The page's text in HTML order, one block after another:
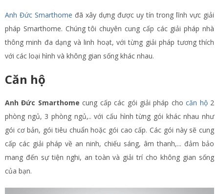
Anh Đức Smarthome đã xây dựng được uy tín trong lĩnh vực giải
pháp Smarthome. Chúng tôi chuyên cung cấp các giải pháp nhà
thông minh đa dạng và linh hoạt, với từng giải pháp tương thích
với các loại hình và không gian sống khác nhau.
Căn hộ
Anh Đức Smarthome cung cấp các gói giải pháp chocăn hộ2
phòng ngủ, 3 phòng ngủ,.. với cấu hình từng gói khác nhau như
gói cơ bản, gói tiêu chuẩn hoặc gói cao cấp. Các gói này sẽ cung
cấp các giải pháp về an ninh, chiếu sáng, âm thanh,... đảm bảo
mang đến sự tiện nghi, an toàn và giải trí cho không gian sống
của bạn.